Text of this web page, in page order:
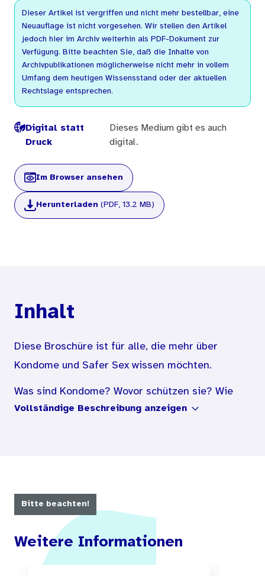
Dieser Artikel ist vergriffen und nicht mehr bestellbar, eine
Neuauflage ist nicht vorgesehen. Wir stellen den Artikel
jedoch hier im Archiv weiterhin als PDF-Dokument zur
Verfügung. Bitte beachten Sie, daß die Inhalte von
Archivpublikationen möglicherweise nicht mehr in vollem
Umfang dem heutigen Wissensstand oder der aktuellen
Rechtslage entsprechen.
Digital statt
Druck
Dieses Medium gibt es auch
digital.
Im Browser ansehen
Herunterladen (PDF, 13.2 MB)
Inhalt
Diese Broschüre ist für alle, die mehr über
Kondome und Safer Sex wissen möchten.
Was sind Kondome? Wovor schützen sie? Wie
benutzt man sie richtig? Die Antworten und viel
Die Informationen sollen Dir helfen, gesund zu
bleiben und Dich vor HIV und anderen sexuell
übertragbaren Infektionen zu schützen. Durch
Safer Sex und Kondome.
Vollständige Beschreibung anzeigen
Bitte beachten!
Weitere Informationen